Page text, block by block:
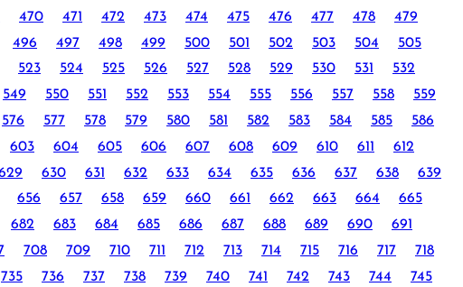
470 471 472 473 474 475 476 477 478
479
496 497 498 499 500 501 502 503 504
505
523 524 525 526 527 528 529 530 531
532
549 550 551 552 553 554 555 556 557 558
559
576 577 578 579 580 581 582 583 584 585
586
603 604 605 606 607 608 609 610 611
612
630 631 632 633 634 635 636 637 638
639
656 657 658 659 660 661 662 663 664
665
682 683 684 685 686 687 688 689 690
691
708 709 710 711 712 713 714 715 716 717
718
735 736 737 738 739 740 741 742 743 744
745